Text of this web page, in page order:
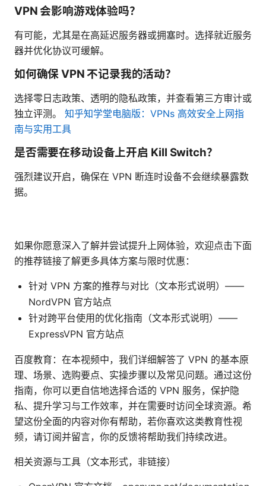
VPN 会影响游戏体验吗？
有可能，尤其是在高延迟服务器或拥塞时。选择就近服务
器并优化协议可缓解。
如何确保 VPN 不记录我的活动？
选择零日志政策、透明的隐私政策，并查看第三方审计或
独立评测。 知乎知学堂电脑版：VPNs ️高效安全上网指
南与实用工具
是否需要在移动设备上开启 Kill Switch？
强烈建议开启，确保在 VPN 断连时设备不会继续暴露数
据。
如果你愿意深入了解并尝试提升上网体验，欢迎点击下面
的推荐链接了解更多具体方案与限时优惠：
针对 VPN 方案的推荐与对比（文本形式说明）——
NordVPN 官方站点
针对跨平台使用的优化指南（文本形式说明）——
ExpressVPN 官方站点
百度教育：在本视频中，我们详细解答了 VPN 的基本原
理、场景、选购要点、实操步骤以及常见问题。通过这份
指南，你可以更自信地选择合适的 VPN 服务，保护隐
私、提升学习与工作效率，并在需要时访问全球资源。希
望这份全面的内容对你有帮助，若你喜欢这类教育性视
频，请订阅并留言，你的反馈将帮助我们持续改进。
相关资源与工具（文本形式，非链接）